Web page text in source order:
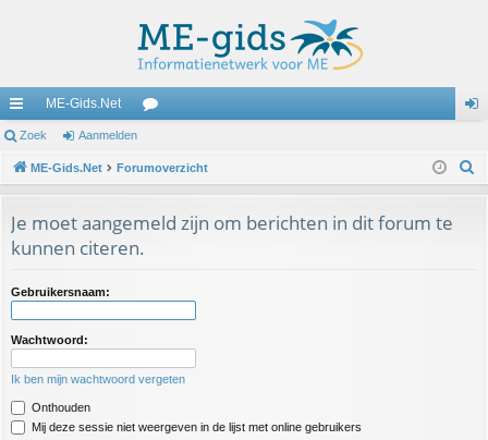
ne
lle
ks
ME-Gids.Net
u
s
m
Zoek Aanmelden
ME-Gids.Net Forumoverzicht
Je moet aangemeld zijn om berichten in dit forum te
kunnen citeren.
Gebruikersnaam:
Wachtwoord:
Ik ben mijn wachtwoord vergeten
Onthouden
Mij deze sessie niet weergeven in de lijst met online gebruikers